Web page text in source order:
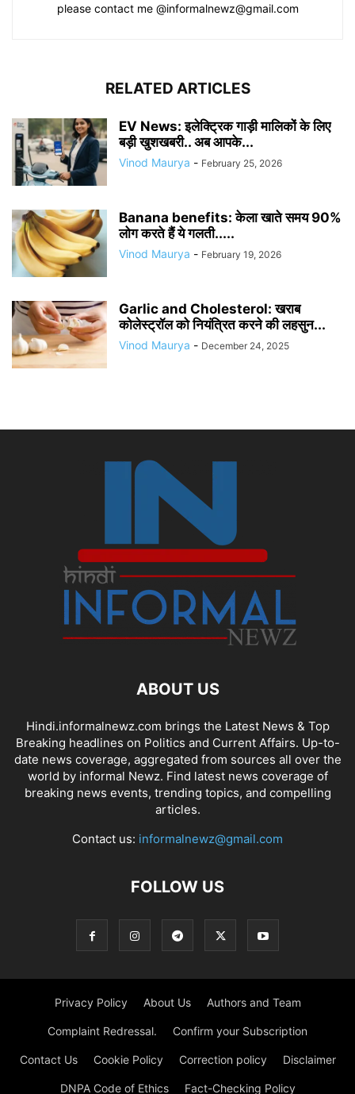
please contact me @informalnewz@gmail.com
RELATED ARTICLES
EV News: इलेक्ट्रिक गाड़ी मालिकों के लिए
बड़ी खुशखबरी.. अब आपके...
Vinod Maurya - February 25, 2026
Banana benefits: केला खाते समय 90%
लोग करते हैं ये गलती.....
Vinod Maurya - February 19, 2026
Garlic and Cholesterol: खराब
कोलेस्ट्रॉल को नियंत्रित करने की लहसुन...
Vinod Maurya - December 24, 2025
ABOUT US
Hindi.informalnewz.com brings the Latest News & Top
Breaking headlines on Politics and Current Affairs. Up-to-
date news coverage, aggregated from sources all over the
world by informal Newz. Find latest news coverage of
breaking news events, trending topics, and compelling
articles.
Contact us: informalnewz@gmail.com
FOLLOW US
Privacy Policy About Us Authors and Team
Complaint Redressal. Confirm your Subscription
Contact Us Cookie Policy Correction policy Disclaimer
DNPA Code of Ethics Fact-Checking Policy